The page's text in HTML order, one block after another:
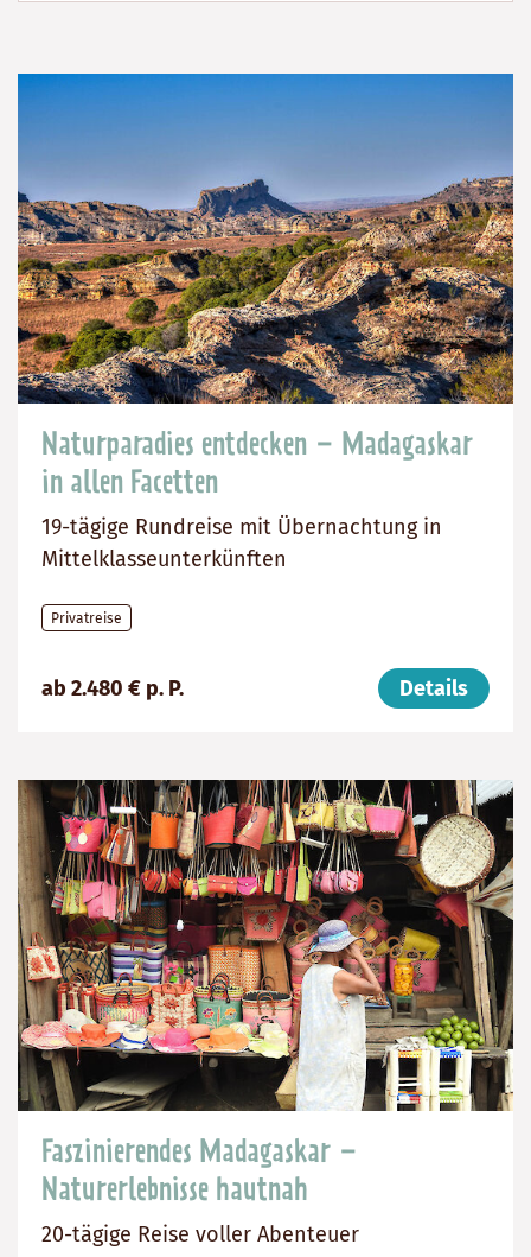
Naturparadies entdecken – Madagaskar
in allen Facetten
19-tägige Rundreise mit Übernachtung in
Mittelklasseunterkünften
Privatreise
ab 2.480 € p. P. Details
(ab):
19
Madagaskar
Faszinierendes Madagaskar –
Naturerlebnisse hautnah
20-tägige Reise voller Abenteuer